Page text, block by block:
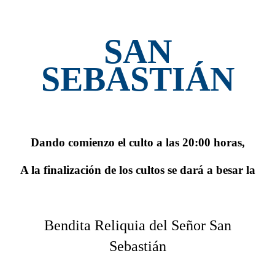
SAN
SEBASTIÁN
Dando comienzo el culto a las 20:00 horas,
A la finalización de los cultos se dará a besar la
Bendita Reliquia del Señor San
Sebastián